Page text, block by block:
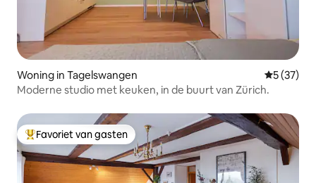
Woning in Tagelswangen
5 (37)
Moderne studio met keuken, in de buurt van Zürich.
Topfavoriet van gasten
Favoriet van gasten